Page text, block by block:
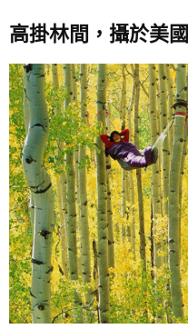
高掛林間，攝於美